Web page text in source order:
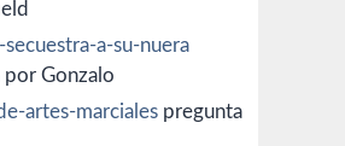
secuestra-a-su-nuera
por Gonzalo
artes-marciales pregunta